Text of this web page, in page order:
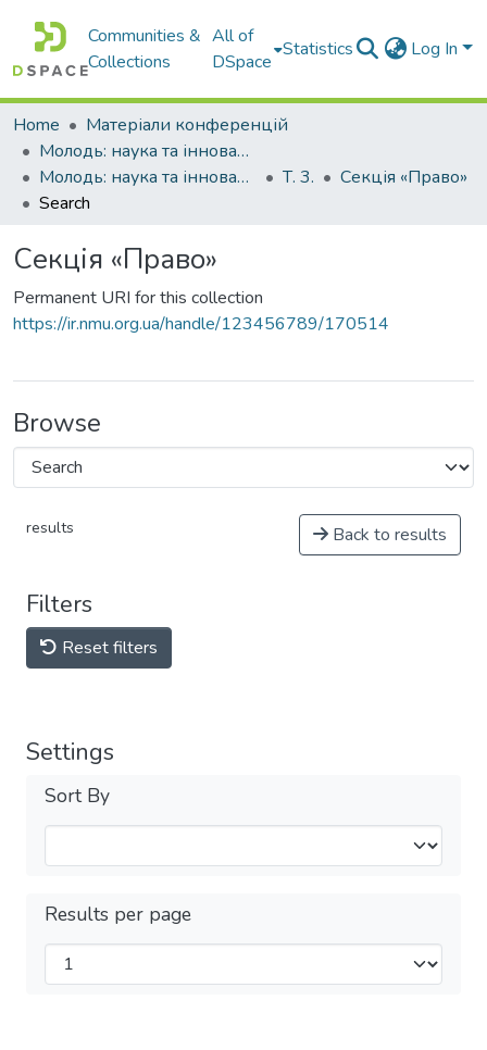
Communities &
Collections
All of
DSpace
Statistics Log In
Home
Матеріали конференцій
Молодь: наука та інновації
Молодь: наука та інновації 2024 : матеріали XII Міжнародної науково-технічної конференції студентів, аспірантів та молодих вчених, Дніпро, 13–15 листопада 2024 року (у 3-х томах)
Т. 3.
Секція «Право»
Search
Секція «Право»
Permanent URI for this collection
https://ir.nmu.org.ua/handle/123456789/170514
Browse
results Back to results
Filters
Reset filters
Settings
Sort By
Results per page